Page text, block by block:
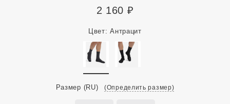
2 160 ₽
Цвет:Антрацит
Размер (RU) (Определить размер)